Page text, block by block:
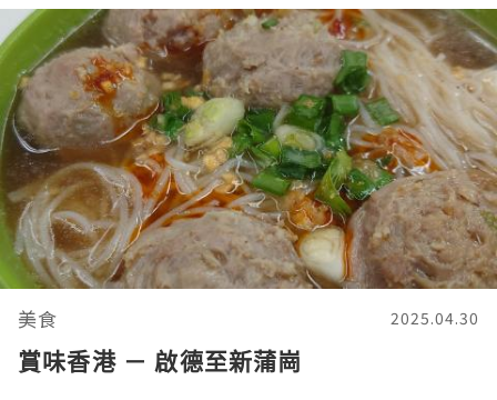
美食 2025.04.30
賞味香港 － 啟德至新蒲崗